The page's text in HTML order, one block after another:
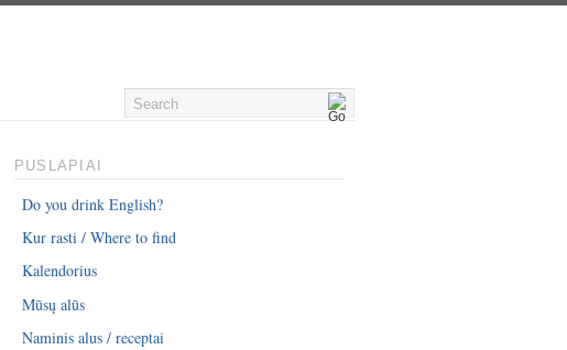
PUSLAPIAI
Do you drink English?
Kur rasti / Where to find
Kalendorius
Mūsų alūs
Naminis alus / receptai